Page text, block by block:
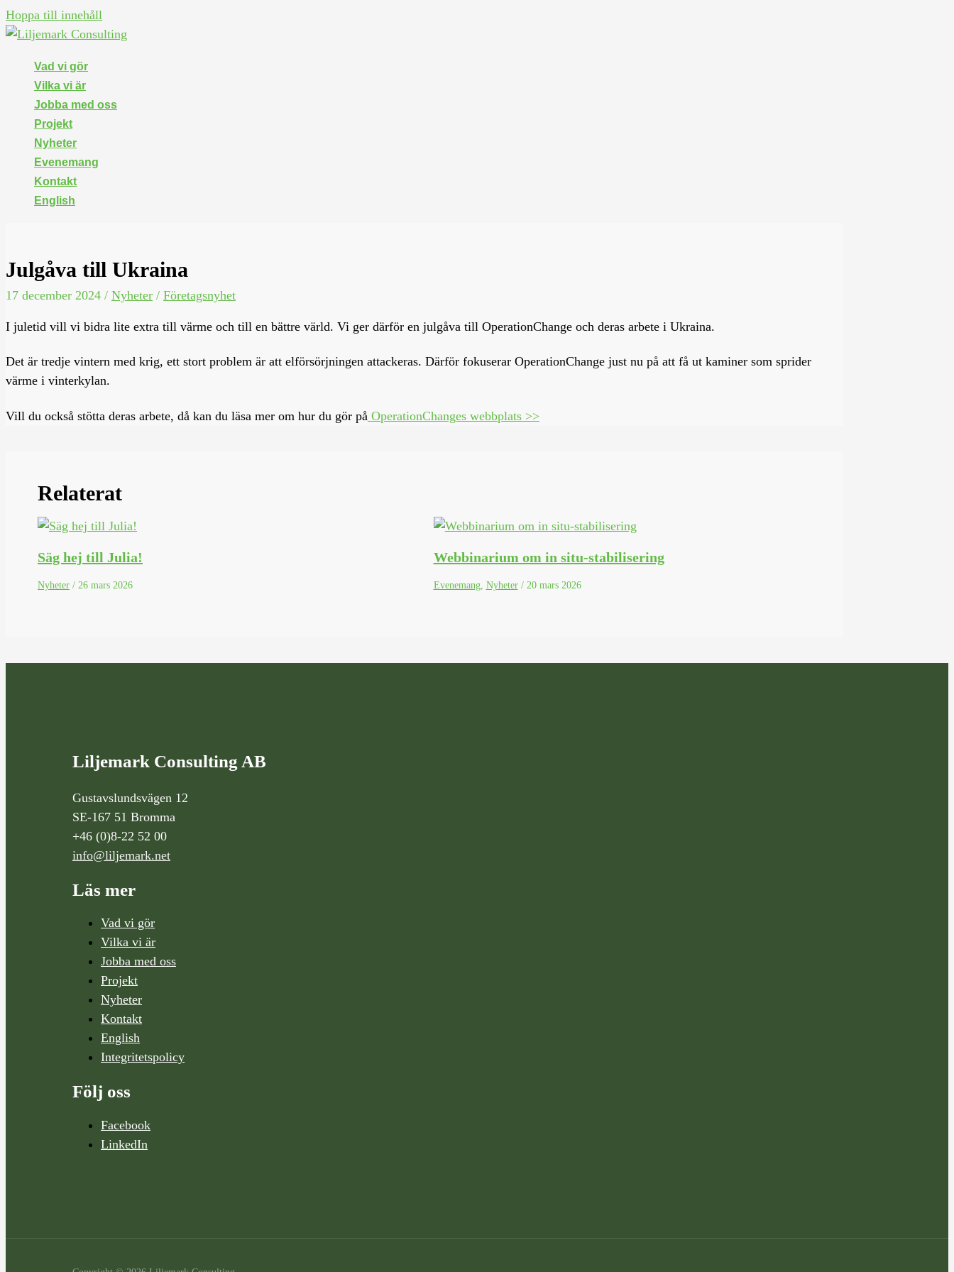
Hoppa till innehåll
Vad vi gör
Vilka vi är
Jobba med oss
Projekt
Nyheter
Evenemang
Kontakt
English
Julgåva till Ukraina
17 december 2024 / Nyheter / Företagsnyhet
I juletid vill vi bidra lite extra till värme och till en bättre värld. Vi ger därför en julgåva till OperationChange och deras arbete i Ukraina.
Det är tredje vintern med krig, ett stort problem är att elförsörjningen attackeras. Därför fokuserar OperationChange just nu på att få ut kaminer som sprider
värme i vinterkylan.
Vill du också stötta deras arbete, då kan du läsa mer om hur du gör på OperationChanges webbplats >>
Relaterat
Säg hej till Julia!
Nyheter / 26 mars 2026
Webbinarium om in situ-stabilisering
Evenemang, Nyheter/ 20 mars 2026
Liljemark Consulting AB
Gustavslundsvägen 12
SE-167 51 Bromma
+46 (0)8-22 52 00
info@liljemark.net
Läs mer
Vad vi gör
Vilka vi är
Jobba med oss
Projekt
Nyheter
Kontakt
English
Integritetspolicy
Följ oss
Facebook
LinkedIn